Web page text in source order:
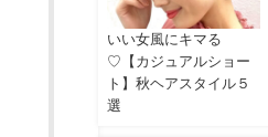
いい女風にキマる
♡【カジュアルショー
ト】秋ヘアスタイル５
選